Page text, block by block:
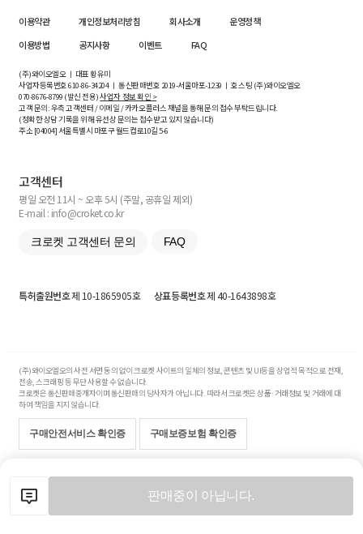
판매중이 아닙니다.
이용약관 개인정보처리방침 회사소개
운영정책
이용방법
공지사항 이벤트 FAQ
(주)와이오엘오 ㅣ 대표 황유미
사업자등록번호610-86-34204ㅣ 통신판매번호 2019-서울마포-1239 ㅣ 호스팅 (주)와이오엘오
070-8676-8799 (발신 전용)사업자 정보 확인 >
고객 문의: 우측 고객센터 / 이메일 / 카카오플러스 채널을 통해 문의 접수 부탁드립니다.
(정확한 상담 기록을 위해 유선상 문의는 접수받고 있지 않습니다)
주소 [04004] 서울특별시 마포구 월드컵로10길5-6
고객센터
평일 오전 11시 ~ 오후 5시 (주말, 공휴일 제외)
E-mail : info@croket.co.kr
크로켓 고객센터 문의 FAQ
특허출원번호제 10-1865905호 상표등록번호제 40-1643898호
(주)와이오엘오의 사전 서면 동의 없이 크로켓 사이트의 일체의 정보, 콘텐츠 및 UI등을 상업적 목적으로 전재,
전송, 스크래핑 등 무단 사용할 수 없습니다.
크로켓은 통신판매중개자이며 통신판매의 당사자가 아닙니다. 따라서 크로켓은 상품·거래정보 및 거래에 대
하여 책임을 지지 않습니다.
구매안전서비스 확인증 구매보증보험 확인증